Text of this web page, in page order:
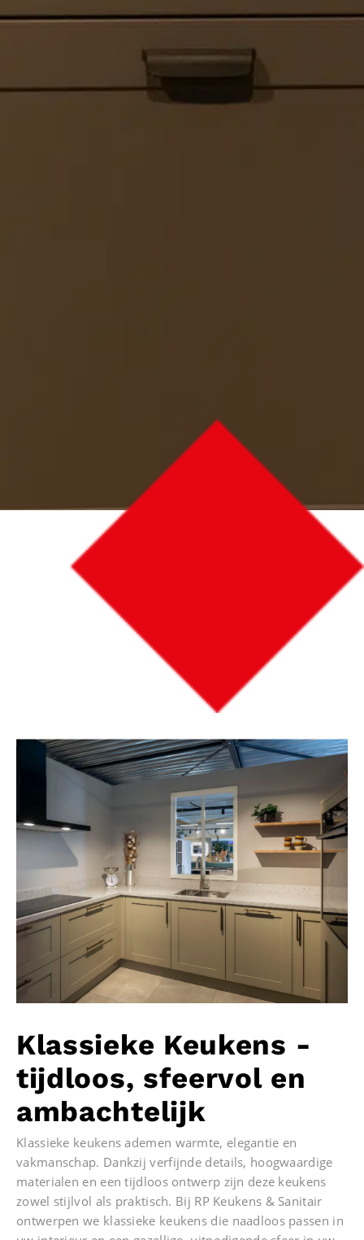
Klassieke Keukens -
tijdloos, sfeervol en
ambachtelijk
Klassieke keukens ademen warmte, elegantie en
vakmanschap. Dankzij verfijnde details, hoogwaardige
materialen en een tijdloos ontwerp zijn deze keukens
zowel stijlvol als praktisch. Bij RP Keukens & Sanitair
ontwerpen we klassieke keukens die naadloos passen in